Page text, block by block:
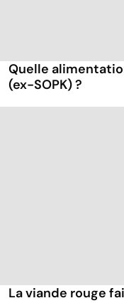
Quelle
(ex-SOPK) ?
La viande rouge